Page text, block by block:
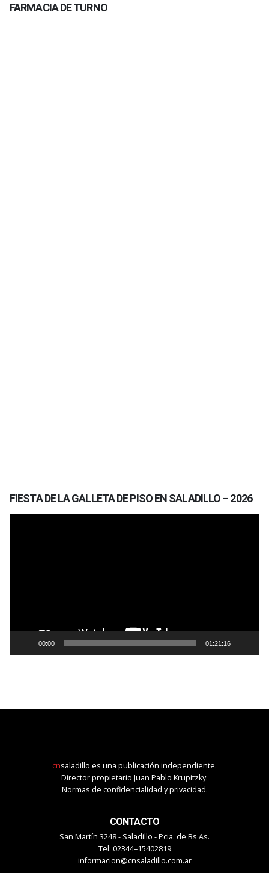
FARMACIA DE TURNO
FIESTA DE LA GALLETA DE PISO EN SALADILLO – 2026
00:00 01:21:16
cnsaladillo es una publicación independiente.
Director propietario Juan Pablo Krupitzky.
Normas de confidencialidad y privacidad.
CONTACTO
San Martín 3248 - Saladillo - Pcia. de Bs As.
Tel: 02344–15402819
informacion@cnsaladillo.com.ar